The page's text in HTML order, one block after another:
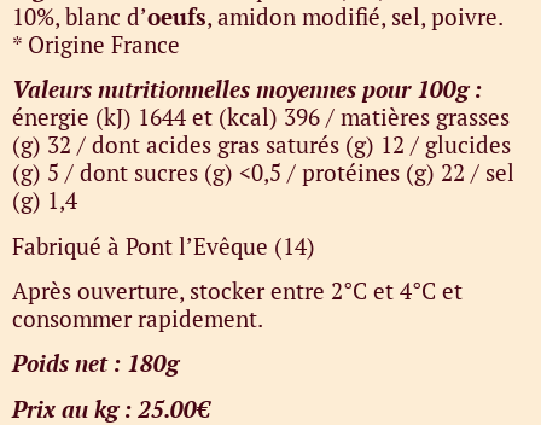
10%, blanc d’oeufs, amidon modifié, sel, poivre.
* Origine France
Valeurs nutritionnelles moyennes pour 100g :
énergie (kJ) 1644 et (kcal) 396 / matières grasses
(g) 32 / dont acides gras saturés (g) 12 / glucides
(g) 5 / dont sucres (g) <0,5 / protéines (g) 22 / sel
(g) 1,4
Fabriqué à Pont l’Evêque (14)
Après ouverture, stocker entre 2°C et 4°C et
consommer rapidement.
Poids net : 180g
Prix au kg : 25.00€